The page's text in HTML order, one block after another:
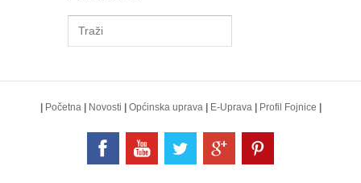
| Početna | Novosti | Općinska uprava | E-Uprava | Profil Fojnice |